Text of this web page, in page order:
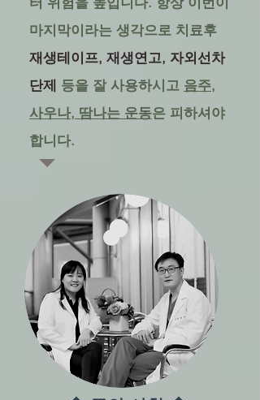
마지막이라는 생각으로 치료후
재생테이프, 재생연고, 자외선차
단제 등을 잘 사용하시고 음주,
사우나, 땀나는 운동은 피하셔야
합니다.